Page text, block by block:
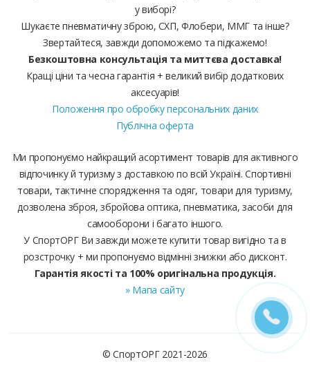
у виборі?
Шукаєте пневматичну зброю, СХП, Флобери, ММГ та інше?
Звертайтеся, завжди допоможемо та підкажемо!
Безкоштовна консультація та миттєва доставка!
Кращі ціни та чесна гарантія + великий вибір додаткових
аксесуарів!
Положення про обробку персональних даних
Публічна оферта
Ми пропонуємо найкращий асортимент товарів для активного
відпочинку й туризму з доставкою по всій Україні. Спортивні
товари, тактичне спорядження та одяг, товари для туризму,
дозволена зброя, збройова оптика, пневматика, засоби для
самооборони і багато іншого.
У СпортОРГ Ви завжди можете купити товар вигідно та в
розстрочку + ми пропонуємо відмінні знижки або дисконт.
Гарантія якості та 100% оригінальна продукція.
» Мапа сайту
© СпортОРГ 2021-2026